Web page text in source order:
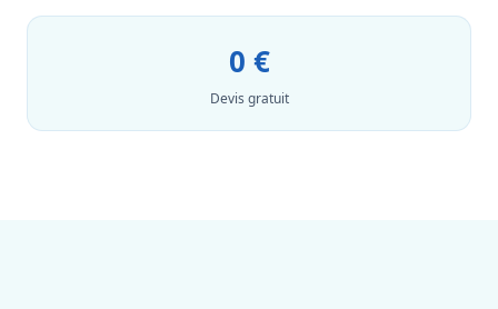
0 €
Devis gratuit